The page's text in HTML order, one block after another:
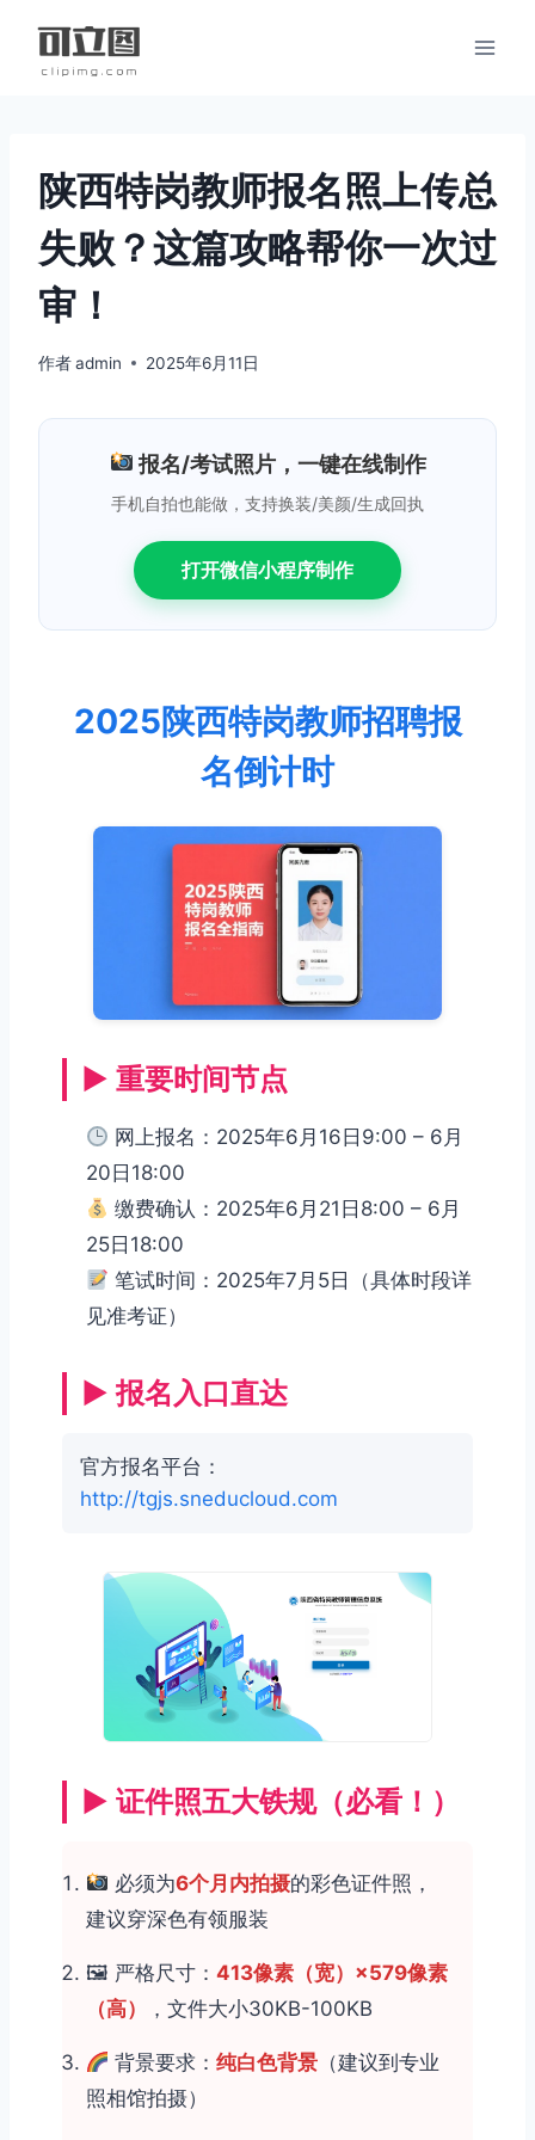
陕西特岗教师报名照上传总
失败？这篇攻略帮你一次过
审！
作者admin 2025年6月11日
报名/考试照片，一键在线制作
手机自拍也能做，支持换装/美颜/生成回执
打开微信小程序制作
2025陕西特岗教师招聘报
名倒计时
▶ 重要时间节点
网上报名：2025年6月16日9:00 – 6月
20日18:00
缴费确认：2025年6月21日8:00 – 6月
25日18:00
笔试时间：2025年7月5日（具体时段详
见准考证）
▶ 报名入口直达
官方报名平台：
http://tgjs.sneducloud.com
▶ 证件照五大铁规（必看！）
必须为6个月内拍摄的彩色证件照，
建议穿深色有领服装
🖼 严格尺寸： 413像素（宽）×579像素
（高）
，文件大小30KB-100KB
背景要求：纯白色背景 （建议到专业
照相馆拍摄）